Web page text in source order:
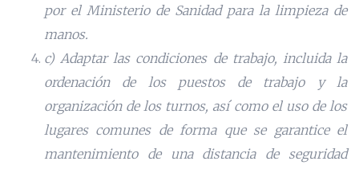
por el Ministerio de Sanidad para la limpieza de
manos.
c) Adaptar las condiciones de trabajo, incluida la
ordenación de los puestos de trabajo y la
organización de los turnos, así como el uso de los
lugares comunes de forma que se garantice el
mantenimiento de una distancia de seguridad